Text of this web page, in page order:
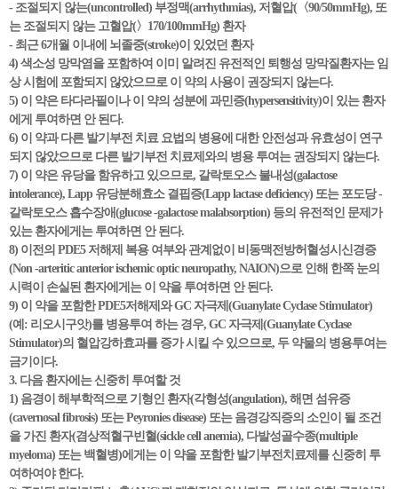
- 조절되지 않는(uncontrolled) 부정맥(arrhythmias), 저혈압(〈90/50mmHg), 또
는 조절되지 않는 고혈압(〉170/100mmHg) 환자
- 최근 6개월 이내에 뇌졸중(stroke)이 있었던 환자
4) 색소성 망막염을 포함하여 이미 알려진 유전적인 퇴행성 망막질환자는 임
상 시험에 포함되지 않았으므로 이 약의 사용이 권장되지 않는다.
5) 이 약은 타다라필이나 이 약의 성분에 과민증(hypersensitivity)이 있는 환자
에게 투여하면 안 된다.
6) 이 약과 다른 발기부전 치료 요법의 병용에 대한 안전성과 유효성이 연구
되지 않았으므로 다른 발기부전 치료제와의 병용 투여는 권장되지 않는다.
7) 이 약은 유당을 함유하고 있으므로, 갈락토오스 불내성(galactose
intolerance), Lapp 유당분해효소 결핍증(Lapp lactase deficiency) 또는 포도당 -
갈락토오스 흡수장애(glucose -galactose malabsorption) 등의 유전적인 문제가
있는 환자에게는 투여하면 안 된다.
8) 이전의 PDE5 저해제 복용 여부와 관계없이 비동맥전방허혈성시신경증
(Non -arteritic anterior ischemic optic neuropathy, NAION)으로 인해 한쪽 눈의
시력이 손실된 환자에게는 이 약을 투여하면 안 된다.
9) 이 약을 포함한 PDE5저해제와 GC 자극제(Guanylate Cyclase Stimulator)
(예: 리오시구앗)를 병용투여 하는 경우, GC 자극제(Guanylate Cyclase
Stimulator)의 혈압강하효과를 증가 시킬 수 있으므로, 두 약물의 병용투여는
금기이다.
3. 다음 환자에는 신중히 투여할 것
1) 음경이 해부학적으로 기형인 환자(각형성(angulation), 해면 섬유증
(cavernosal fibrosis) 또는 Peyronies disease) 또는 음경강직증의 소인이 될 조건
을 가진 환자(겸상적혈구빈혈(sickle cell anemia), 다발성골수종(multiple
myeloma) 또는 백혈병)에게는 이 약을 포함한 발기부전치료제를 신중히 투
여하여야 한다.